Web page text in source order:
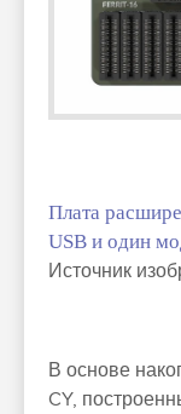
Плата
USB и один
Источник
В основе
CY,